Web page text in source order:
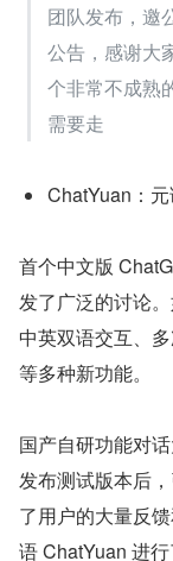
团队发布，邀
公告，感谢大
个非常不成熟
需要走
ChatYuan：
首个中文版
发了广泛的讨论
中英双语交互、
等多种新功能。
国产自研功能对
发布测试版本后
了用户的大量反
语 ChatYuan 进